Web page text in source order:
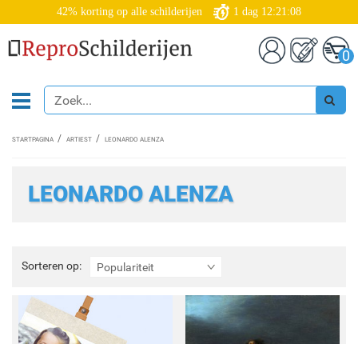
42% korting op alle schilderijen 1 dag 12:21:07
0
STARTPAGINA ARTIEST LEONARDO ALENZA
LEONARDO ALENZA
Sorteren op: Populariteit
Sorteren
op: